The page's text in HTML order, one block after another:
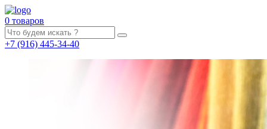
0 товаров
+7 (916) 445-34-40